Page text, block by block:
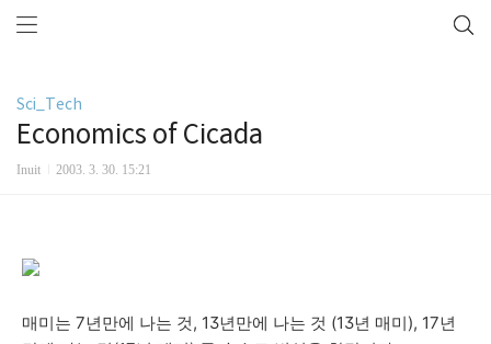
Sci_Tech
Economics of Cicada
Inuit 2003. 3. 30. 15:21
매미는 7년만에 나는 것, 13년만에 나는 것 (13년 매미), 17년